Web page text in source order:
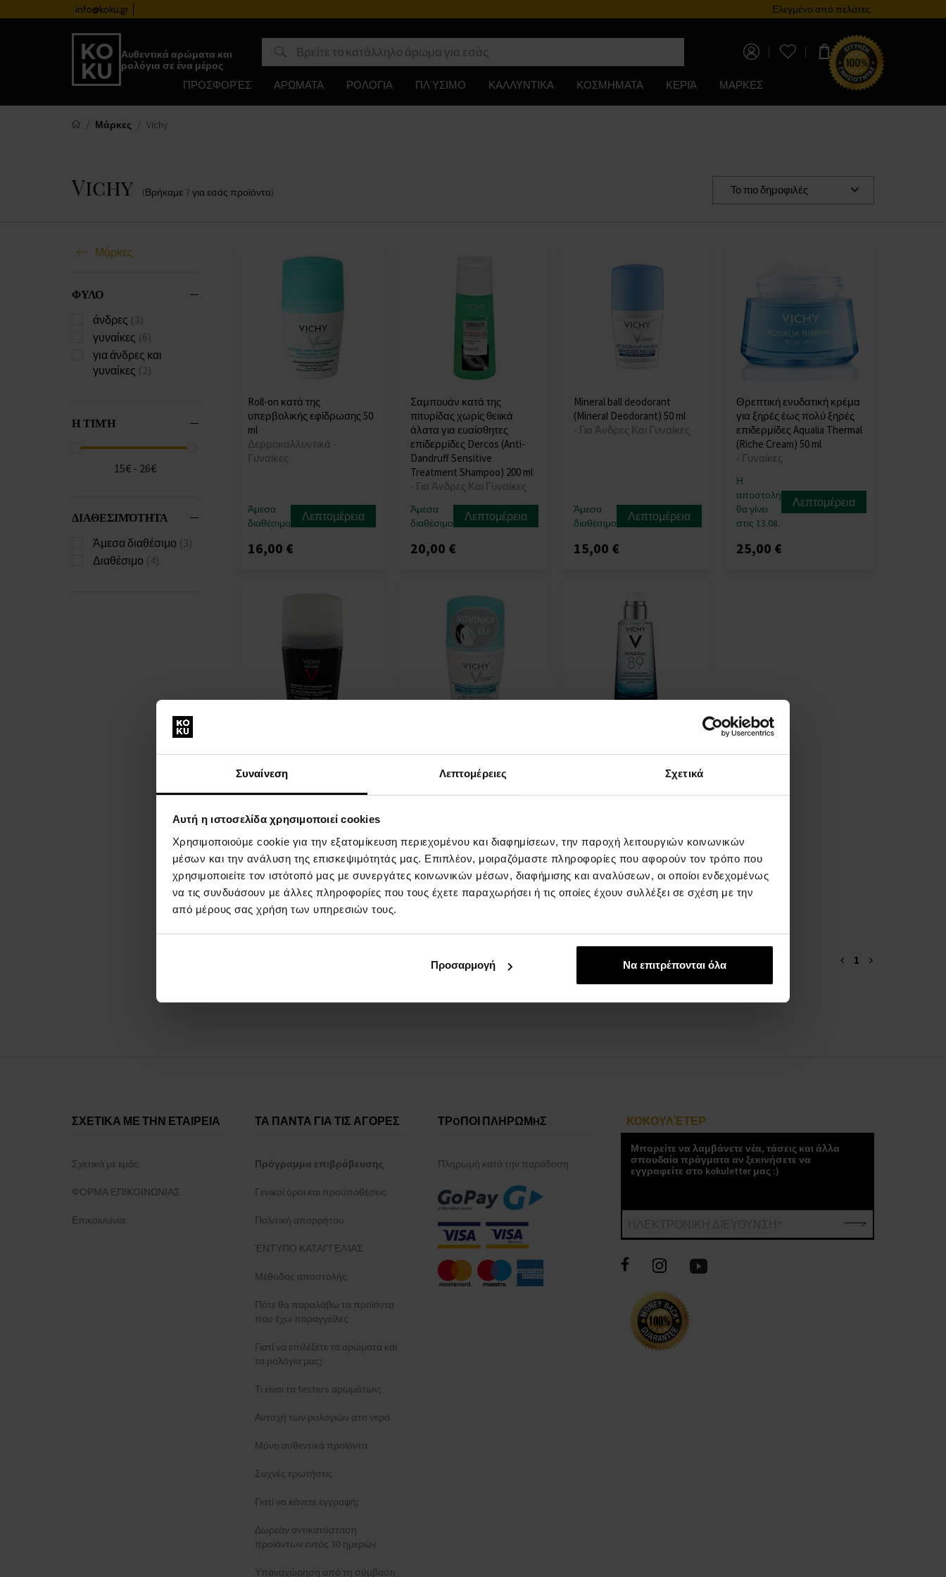
Συναίνεση Λεπτομέρειες Σχετικά
Αυτή η ιστοσελίδα χρησιμοποιεί cookies
Χρησιμοποιούμε cookie για την εξατομίκευση περιεχομένου και διαφημίσεων, την παροχή λειτουργιών κοινωνικών
μέσων και την ανάλυση της επισκεψιμότητάς μας. Επιπλέον, μοιραζόμαστε πληροφορίες που αφορούν τον τρόπο που
χρησιμοποιείτε τον ιστότοπό μας με συνεργάτες κοινωνικών μέσων, διαφήμισης και αναλύσεων, οι οποίοι ενδεχομένως
να τις συνδυάσουν με άλλες πληροφορίες που τους έχετε παραχωρήσει ή τις οποίες έχουν συλλέξει σε σχέση με την
από μέρους σας χρήση των υπηρεσιών τους.
Προσαρμογή Να επιτρέπονται όλα
info@koku.gr Πρόγραμμα επιβράβευσηςΕλεγμένο από πελάτες
Αυθεντικά αρώματα και
ρολόγια σε ένα μέρος
0,00 €
ΠΡΟΣΦΟΡΈΣ ΑΡΩΜΑΤΑ ΡΟΛΟΓΙΑ ΠΛΎΣΙΜΟ ΚΑΛΛΥΝΤΙΚΑ ΚΟΣΜΗΜΑΤΑ ΚΕΡΙΆ ΜΑΡΚΕΣ
Μάρκες Vichy
Vichy (Βρήκαμε 7για εσάς προϊόντα) Το πιο δημοφιλές
Μάρκες
ΦΥΛΟ
άνδρες (3)
γυναίκες (6)
για άνδρες και
γυναίκες (2)
Η ΤΙΜΉ
15€ - 26€
ΔΙΑΘΕΣΙΜΌΤΗΤΑ
Άμεσα διαθέσιμο (3)
Διαθέσιμο (4)
Roll-on κατά της
υπερβολικής εφίδρωσης 50
ml
Δερμοκαλλυντικά -
Γυναίκες
Άμεσα
διαθέσιμο
Λεπτομέρεια
16,00 €
Σαμπουάν κατά της
πιτυρίδας χωρίς θειικά
άλατα για ευαίσθητες
επιδερμίδες Dercos (Anti-
Dandruff Sensitive
Treatment Shampoo) 200 ml
- Για Άνδρες Και Γυναίκες
Άμεσα
διαθέσιμο
Λεπτομέρεια
20,00 €
Mineral ball deodorant
(Mineral Deodorant) 50 ml
- Για Άνδρες Και Γυναίκες
Άμεσα
διαθέσιμο
Λεπτομέρεια
15,00 €
Θρεπτική ενυδατική κρέμα
για ξηρές έως πολύ ξηρές
επιδερμίδες Aqualia Thermal
(Riche Cream) 50 ml
- Γυναίκες
Η
αποστολή
θα γίνει
στις 13.08.
Λεπτομέρεια
25,00 €
επιδερμίδες Homme 48H
Deo roll-on (Anti-Transpirant
Extra Sensitive) 50 ml
- Άνδρες
Η
θα γίνει
στις 13.08.
Λεπτομέρεια
15,00 €
αντιιδρωτικό κατά λευκών
και κίτρινων κηλίδων 50 ml
Καλλυντικά για το σώμα -
Γυναίκες
θα γίνει
στις 13.08.
Λεπτομέρεια
16,00 €
περιποίησης δέρματος
- Γυναίκες
θα γίνει
στις 13.08.
Λεπτομέρεια
26,00 €
1
ΣΧΕΤΙΚΑ ΜΕ ΤΗΝ ΕΤΑΙΡΕΙΑ
Σχετικά με εμάς
ΦΟΡΜΑ ΕΠΙΚΟΙΝΩΝΙΑΣ
Επικοινωνία
ΤΑ ΠΑΝΤΑ ΓΙΑ ΤΙΣ ΑΓΟΡΕΣ
Πρόγραμμα επιβράβευσης
Γενικοί όροι και προϋποθέσεις
Πολιτική απορρήτου
ΈΝΤΥΠΟ ΚΑΤΑΓΓΕΛΊΑΣ
Μέθοδος αποστολής
Πότε θα παραλάβω τα προϊόντα
που έχω παραγγείλει;
Γιατί να επιλέξετε τα αρώματα και
τα ρολόγια μας;
Τι είναι τα testers αρωμάτων;
Αντοχή των ρολογιών στο νερό
Μόνο αυθεντικά προϊόντα
Συχνές ερωτήσεις
Γιατί να κάνετε εγγραφή;
Δωρεάν αντικατάσταση
προϊόντων εντός 30 ημερών
Υπαναχώρηση από τη σύμβαση
ΤΡOΠΟΙ ΠΛΗΡΩΜHΣ
Πληρωμή κατά την παράδοση
ΚΟΚΟΥΛΈΤΕΡ
Μπορείτε να λαμβάνετε νέα, τάσεις και άλλα
σπουδαία πράγματα αν ξεκινήσετε να
εγγραφείτε στο kokuletter μας :)